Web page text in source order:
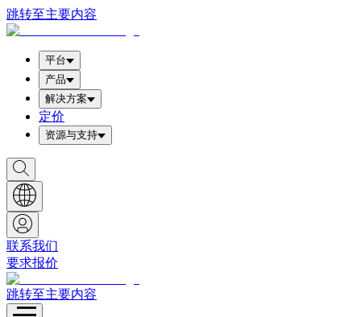
跳转至主要内容
平台
产品
解决方案
定价
资源与支持
S
h
o
w
S
e
a
r
c
h
b
o
x
联系我们
要求报价
跳转至主要内容